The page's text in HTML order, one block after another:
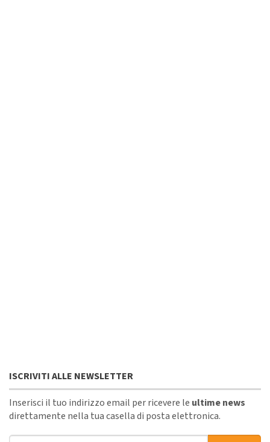
ISCRIVITI ALLE NEWSLETTER
Inserisci il tuo indirizzo email per ricevere le ultime news
direttamente nella tua casella di posta elettronica.